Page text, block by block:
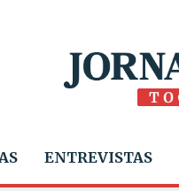
ENTREVISTAS